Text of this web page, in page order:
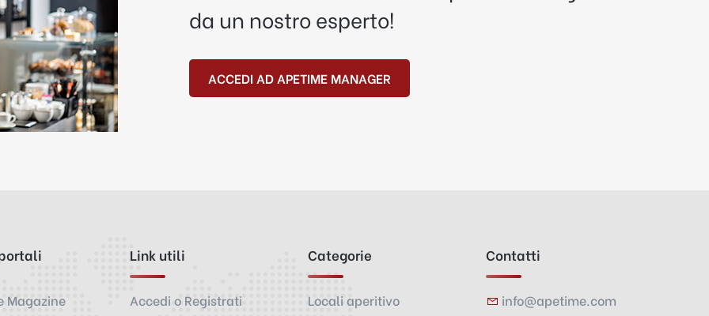
da un nostro esperto!
ACCEDI AD APETIME MANAGER
Magazine
Link utili
Accedi o Registrati
Categorie
Locali aperitivo
Contatti
info@apetime.com